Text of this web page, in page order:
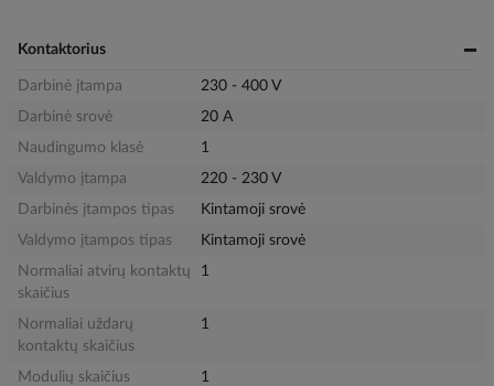
Kontaktorius
Darbinė įtampa
230 - 400 V
Darbinė srovė
20 A
Naudingumo klasė
1
Valdymo įtampa
220 - 230 V
Darbinės įtampos tipas
Kintamoji srovė
Valdymo įtampos tipas
Kintamoji srovė
Normaliai atvirų kontaktų
skaičius
1
Normaliai uždarų
kontaktų skaičius
1
Modulių skaičius
1